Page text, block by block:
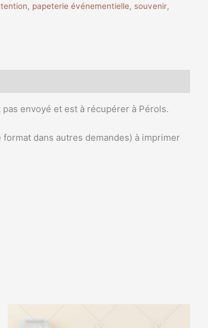
, papeterie événementielle, souvenir,
envoyé et est à récupérer à Pérols.
dans autres demandes) à imprimer